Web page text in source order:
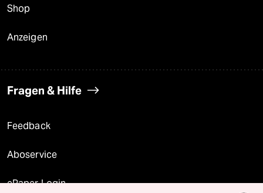
Shop
Anzeigen
Fragen & Hilfe
Feedback
Aboservice
ePaper Login